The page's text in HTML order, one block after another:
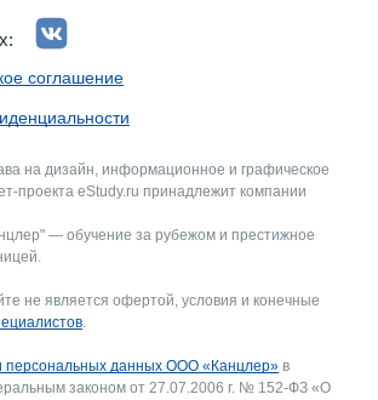
соглашение
на дизайн, информационное и графическое
проекта eStudy.ru принадлежит компании
— обучение за рубежом и престижное
не является офертой, условия и конечные
.
персональных данных ООО «Канцлер» в
законом от 27.07.2006 г. № 152-ФЗ «О